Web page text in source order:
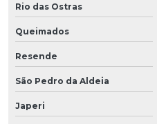
Rio das Ostras
Queimados
Resende
São Pedro da Aldeia
Japeri